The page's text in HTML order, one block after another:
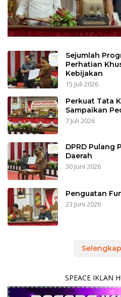
Sejumlah
Perhatian
Kebijakan
15 Juli 2026
Perkuat Tata
Sampaikan
7 Juli 2026
DPRD Pulang
Daerah
30 Juni 2026
Penguatan
23 Juni 2026
SPEACE IKLAN